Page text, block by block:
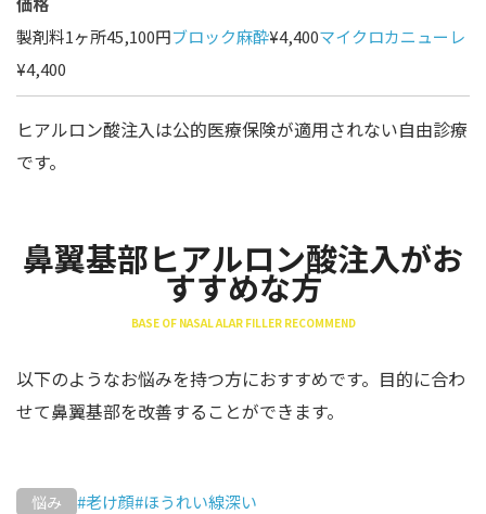
製剤料1ヶ所45,100円ブロック麻酔¥4,400マイクロカニューレ
¥4,400
ヒアルロン酸注入は公的医療保険が適用されない自由診療
です。
鼻翼基部ヒアルロン酸注入がお
すすめな方
BASE OF NASAL ALAR FILLER RECOMMEND
以下のようなお悩みを持つ方におすすめです。目的に合わ
せて鼻翼基部を改善することができます。
悩み #老け顔#ほうれい線深い